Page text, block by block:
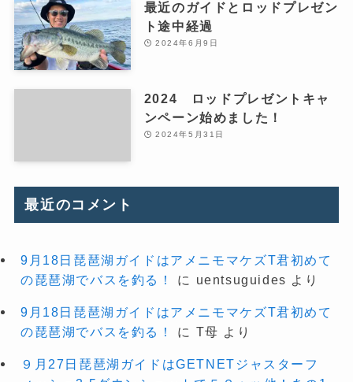
最近のガイドとロッドプレゼン
ト途中経過
2024年6月9日
2024 ロッドプレゼントキャ
ンペーン始めました！
2024年5月31日
最近のコメント
9月18日琵琶湖ガイドはアメニモマケズT君初めて
の琵琶湖でバスを釣る！
に uentsuguides より
9月18日琵琶湖ガイドはアメニモマケズT君初めて
の琵琶湖でバスを釣る！
に T母 より
９月27日琵琶湖ガイドはGETNETジャスターフ